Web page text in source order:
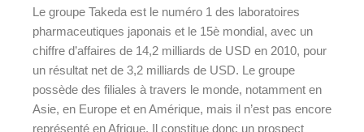
Le groupe Takeda est le numéro 1 des laboratoires
pharmaceutiques japonais et le 15è mondial, avec un
chiffre d’affaires de 14,2 milliards de USD en 2010, pour
un résultat net de 3,2 milliards de USD. Le groupe
possède des filiales à travers le monde, notamment en
Asie, en Europe et en Amérique, mais il n’est pas encore
représenté en Afrique. Il constitue donc un prospect